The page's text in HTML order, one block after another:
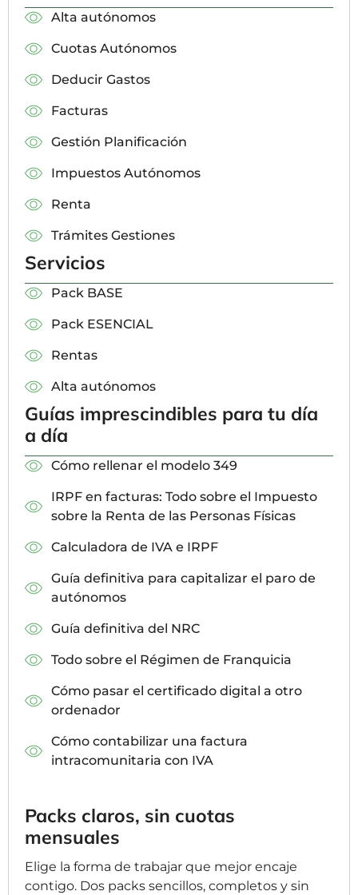
Alta autónomos
Cuotas Autónomos
Deducir Gastos
Facturas
Gestión Planificación
Impuestos Autónomos
Renta
Trámites Gestiones
Servicios
Pack BASE
Pack ESENCIAL
Rentas
Alta autónomos
Guías imprescindibles para tu día
a día
Cómo rellenar el modelo 349
IRPF en facturas: Todo sobre el Impuesto
sobre la Renta de las Personas Físicas
Calculadora de IVA e IRPF
Guía definitiva para capitalizar el paro de
autónomos
Guía definitiva del NRC
Todo sobre el Régimen de Franquicia
Cómo pasar el certificado digital a otro
ordenador
Cómo contabilizar una factura
intracomunitaria con IVA
Packs claros, sin cuotas
mensuales
Elige la forma de trabajar que mejor encaje
contigo. Dos packs sencillos, completos y sin